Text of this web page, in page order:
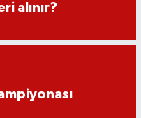
alınır?